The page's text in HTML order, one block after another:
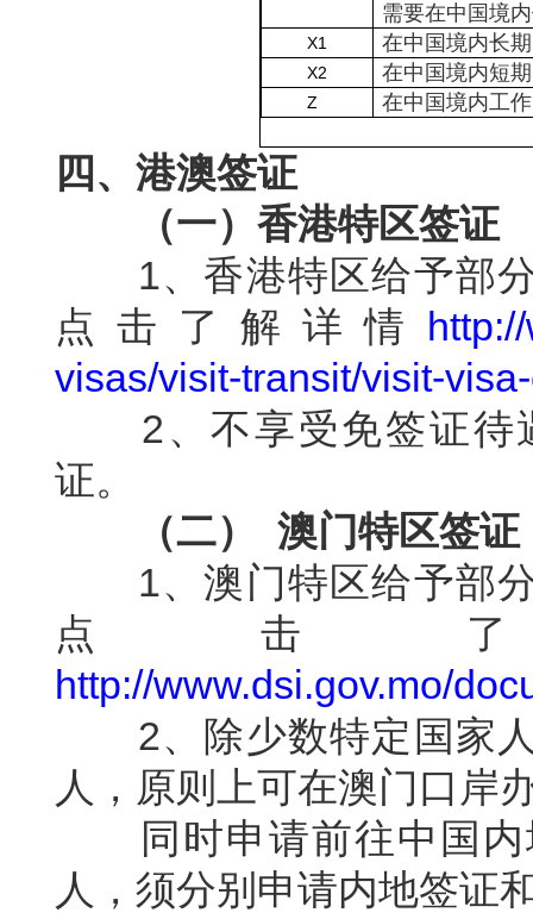
需要在中国境
X1 在中国境内长
X2 在中国境内短
Z 在中国境内工
四、港澳签证
（一）香港特区签证
1、香港特区给予部
点击了解详情
visas/visit-transit/visit-
2、不享受免签证
证。
（二）
澳门特区签证
1、澳门特区给予部
点击
http://www.dsi.gov.mo/
2、除少数特定国家
人，原则上可在澳门口岸
同时申请前往中国内
人，须分别申请内地签证